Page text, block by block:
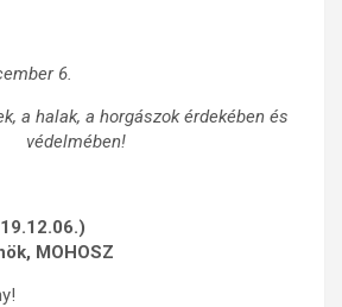
6.
a halak, a horgászok érdekében és
védelmében!
MOHOSZ